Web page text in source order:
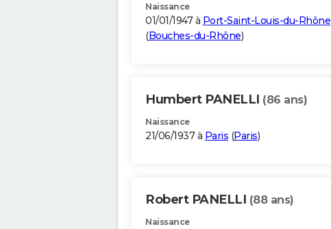
Naissance
01/01/1947 à Port-Saint-Louis-du-Rhône
(Bouches-du-Rhône)
Humbert PANELLI (86 ans)
Naissance
21/06/1937 à Paris (Paris)
Robert PANELLI (88 ans)
Naissance